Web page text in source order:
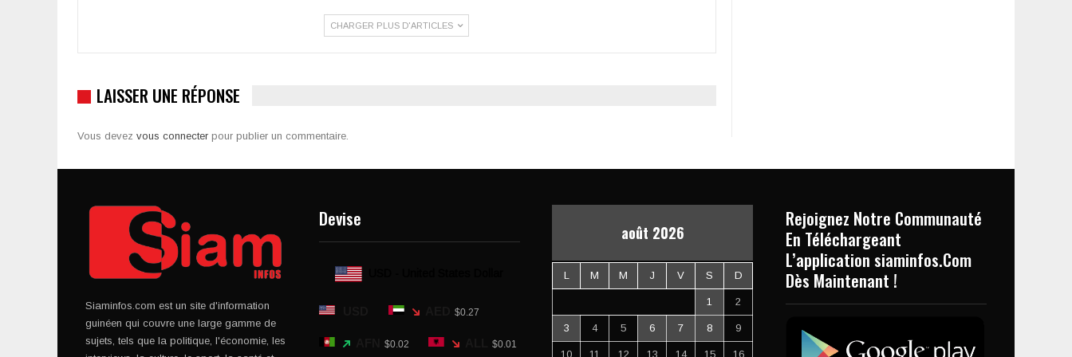
CHARGER PLUS D'ARTICLES
LAISSER UNE RÉPONSE
Vous devez vous connecter pour publier un commentaire.
Siaminfos.com est un site d'information
guinéen qui couvre une large gamme de
sujets, tels que la politique, l'économie, les
Devise
$0.27
$0.02 $0.01
août 2026
L M M J V S D
1 2
3 4 5 6 7 8 9
10 11 12 13 14 15 16
Rejoignez Notre Communauté
En Téléchargeant
L’application siaminfos.Com
Dès Maintenant !